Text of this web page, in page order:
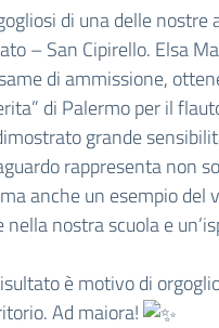
di una delle nostre
– San Cipirello. Elsa
di ammissione,
di Palermo per il
grande
rappresenta non
anche un esempio del
nostra scuola e
è motivo di
Ad maiora!